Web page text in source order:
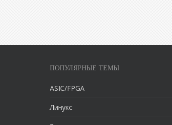
ПОПУЛЯРНЫЕ ТЕМЫ
ASIC/FPGA
Линукс